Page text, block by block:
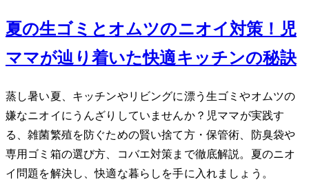
夏の生ゴミとオムツのニオイ対策！2児
ママが辿り着いた快適キッチンの秘訣
蒸し暑い夏、キッチンやリビングに漂う生ゴミやオムツの
嫌なニオイにうんざりしていませんか？2児ママが実践す
る、雑菌繁殖を防ぐための賢い捨て方・保管術、防臭袋や
専用ゴミ箱の選び方、コバエ対策まで徹底解説。夏のニオ
イ問題を解決し、快適な暮らしを手に入れましょう。